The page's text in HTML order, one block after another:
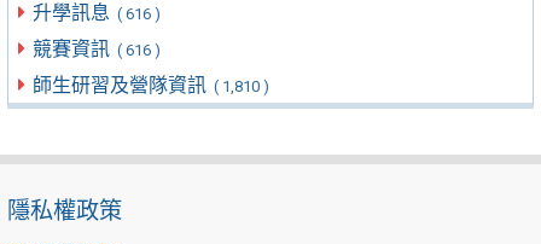
升學訊息 ( 616 )
競賽資訊 ( 616 )
師生研習及營隊資訊 ( 1,810 )
隱私權政策